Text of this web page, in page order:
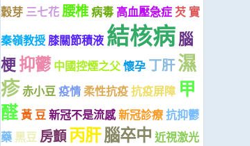
穀芽 三七花腰椎病毒 高血壓急症 芡 實
秦嶺教授膝關節積液 結核病腦
梗抑鬱 中國控煙之父懷孕 丁肝濕
疹赤小豆疫情 柔性抗疫抗疫屏障 甲
醛黃 豆新冠不是流感新冠診療抗抑鬱
藥 黑豆 房顫丙肝腦卒中 近視激光